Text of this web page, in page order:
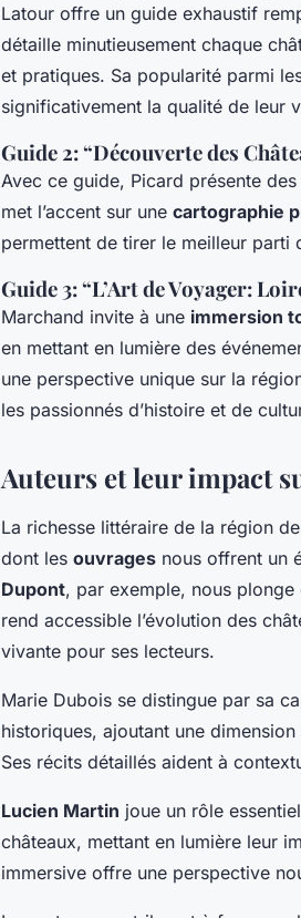
Latour offre un guide exhaustif
détaille minutieusement chaque
et pratiques. Sa popularité parmi
significativement la qualité de leur
Guide 2: “Découverte des
Avec ce guide, Picard présente des
met l’accent sur une cartographie
permettent de tirer le meilleur parti
Guide 3: “L’Art de Voyager:
Marchand invite à une immersion
en mettant en lumière des
une perspective unique sur la
les passionnés d’histoire et de
Auteurs et leur impact
La richesse littéraire de la région
dont les ouvrages nous offrent un
Dupont, par exemple, nous
rend accessible l’évolution des
vivante pour ses lecteurs.
Marie Dubois se distingue par sa
historiques, ajoutant une
Ses récits détaillés aident à
Lucien Martin joue un rôle
châteaux, mettant en lumière leur
immersive offre une perspective